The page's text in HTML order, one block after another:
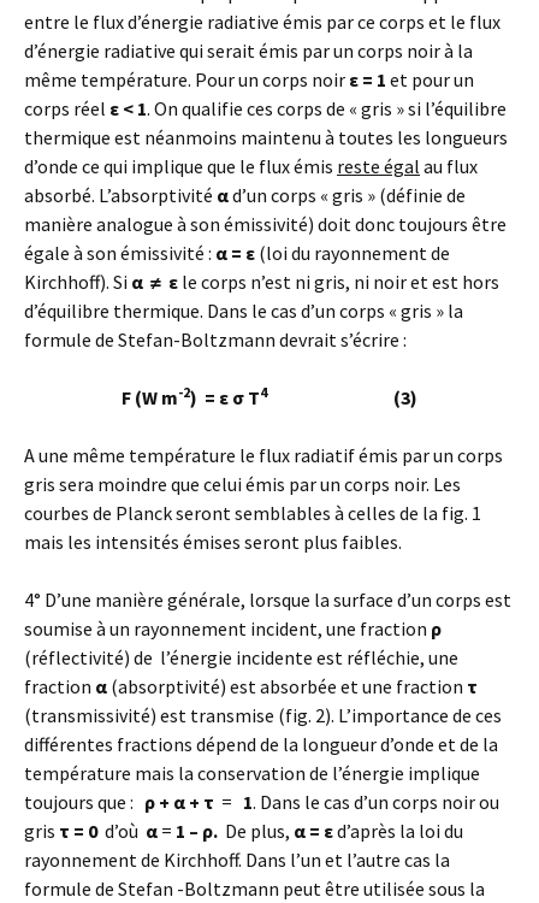
entre le flux d’énergie radiative émis par ce corps et le flux
d’énergie radiative qui serait émis par un corps noir à la
même température. Pour un corps noir ε = 1 et pour un
corps réel ε < 1. On qualifie ces corps de « gris » si l’équilibre
thermique est néanmoins maintenu à toutes les longueurs
d’onde ce qui implique que le flux émis reste égal au flux
absorbé. L’absorptivité αd’un corps « gris » (définie de
manière analogue à son émissivité) doit donc toujours être
égale à son émissivité : α = ε (loi du rayonnement de
Kirchhoff). Si α ≠ ε le corps n’est ni gris, ni noir et est hors
d’équilibre thermique. Dans le cas d’un corps « gris » la
formule de Stefan-Boltzmann devrait s’écrire :
F (W m-2) = ε σ T4(3)
A une même température le flux radiatif émis par un corps
gris sera moindre que celui émis par un corps noir. Les
courbes de Planck seront semblables à celles de la fig. 1
mais les intensités émises seront plus faibles.
4° D’une manière générale, lorsque la surface d’un corps est
soumise à un rayonnement incident, une fraction ρ
(réflectivité) de l’énergie incidente est réfléchie, une
fraction α (absorptivité) est absorbée et une fraction τ
(transmissivité) est transmise (fig. 2). L’importance de ces
différentes fractions dépend de la longueur d’onde et de la
température mais la conservation de l’énergie implique
toujours que : ρ + α + τ = 1. Dans le cas d’un corps noir ou
gris τ = 0d’où α = 1 – ρ. De plus, α = εd’après la loi du
rayonnement de Kirchhoff. Dans l’un et l’autre cas la
formule de Stefan -Boltzmann peut être utilisée sous la